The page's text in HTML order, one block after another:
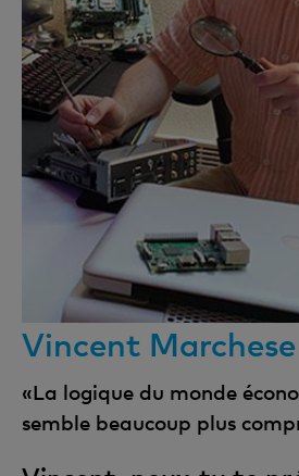
Vincent Marchese
«La logique du monde
semble beaucoup plus